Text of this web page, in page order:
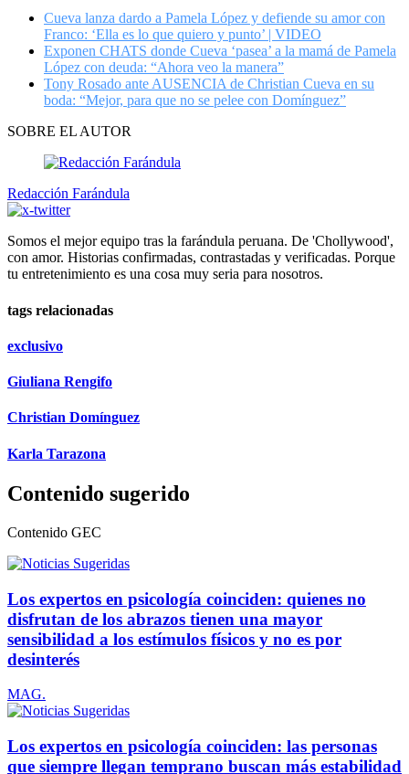
Cueva lanza dardo a Pamela López y defiende su amor con
Franco: ‘Ella es lo que quiero y punto’ | VIDEO
Exponen CHATS donde Cueva ‘pasea’ a la mamá de Pamela
López con deuda: “Ahora veo la manera”
Tony Rosado ante AUSENCIA de Christian Cueva en su
boda: “Mejor, para que no se pelee con Domínguez”
SOBRE EL AUTOR
Redacción Farándula
Somos el mejor equipo tras la farándula peruana. De 'Chollywood',
con amor. Historias confirmadas, contrastadas y verificadas. Porque
tu entretenimiento es una cosa muy seria para nosotros.
tags relacionadas
exclusivo
Giuliana Rengifo
Christian Domínguez
Karla Tarazona
Contenido sugerido
Contenido GEC
Los expertos en psicología coinciden: quienes no
disfrutan de los abrazos tienen una mayor
sensibilidad a los estímulos físicos y no es por
desinterés
MAG.
Los expertos en psicología coinciden: las personas
que siempre llegan temprano buscan más estabilidad